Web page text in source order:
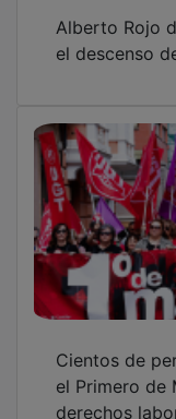
el descenso
el Primero de
derechos